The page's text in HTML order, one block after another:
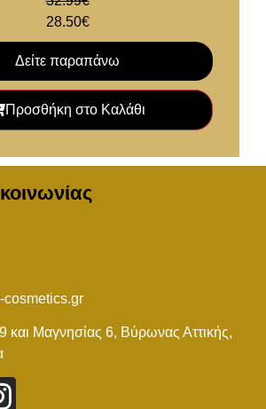
28.50€
Δείτε παραπάνω
Προσθήκη στο Καλάθι
cosmetics.gr
και Mαγνησίας 6, Βύρωνας Αττικής,